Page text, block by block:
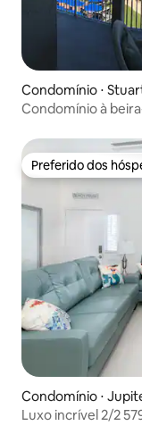
Condomínio ⋅
Condomínio à
Preferido dos
Preferido dos
Condomínio ⋅
Luxo incrível 2/2